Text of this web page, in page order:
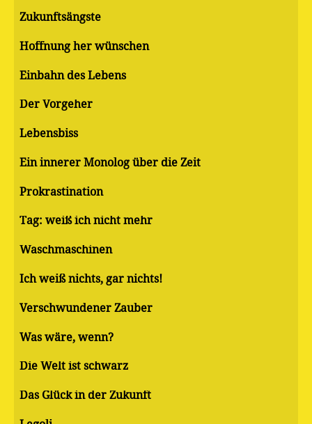
Zukunftsängste
Hoffnung her wünschen
Einbahn des Lebens
Der Vorgeher
Lebensbiss
Ein innerer Monolog über die Zeit
Pro­kras­ti­na­ti­on
Tag: weiß ich nicht mehr
Waschmaschinen
Ich weiß nichts, gar nichts!
Verschwundener Zauber
Was wäre, wenn?
Die Welt ist schwarz
Das Glück in der Zukunft